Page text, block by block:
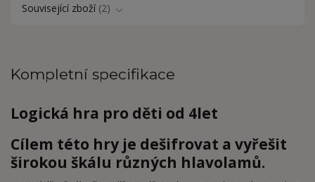
Související zboží 2
Kompletní specifikace
Logická hra pro děti od 4let
Cílem této hry je dešifrovat a vyřešit
širokou škálu různých hlavolamů.